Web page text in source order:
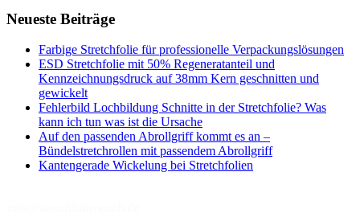
Neueste Beiträge
Farbige Stretchfolie für professionelle Verpackungslösungen
ESD Stretchfolie mit 50% Regeneratanteil und
Kennzeichnungsdruck auf 38mm Kern geschnitten und
gewickelt
Fehlerbild Lochbildung Schnitte in der Stretchfolie? Was
kann ich tun was ist die Ursache
Auf den passenden Abrollgriff kommt es an –
Bündelstretchrollen mit passendem Abrollgriff
Kantengerade Wickelung bei Stretchfolien